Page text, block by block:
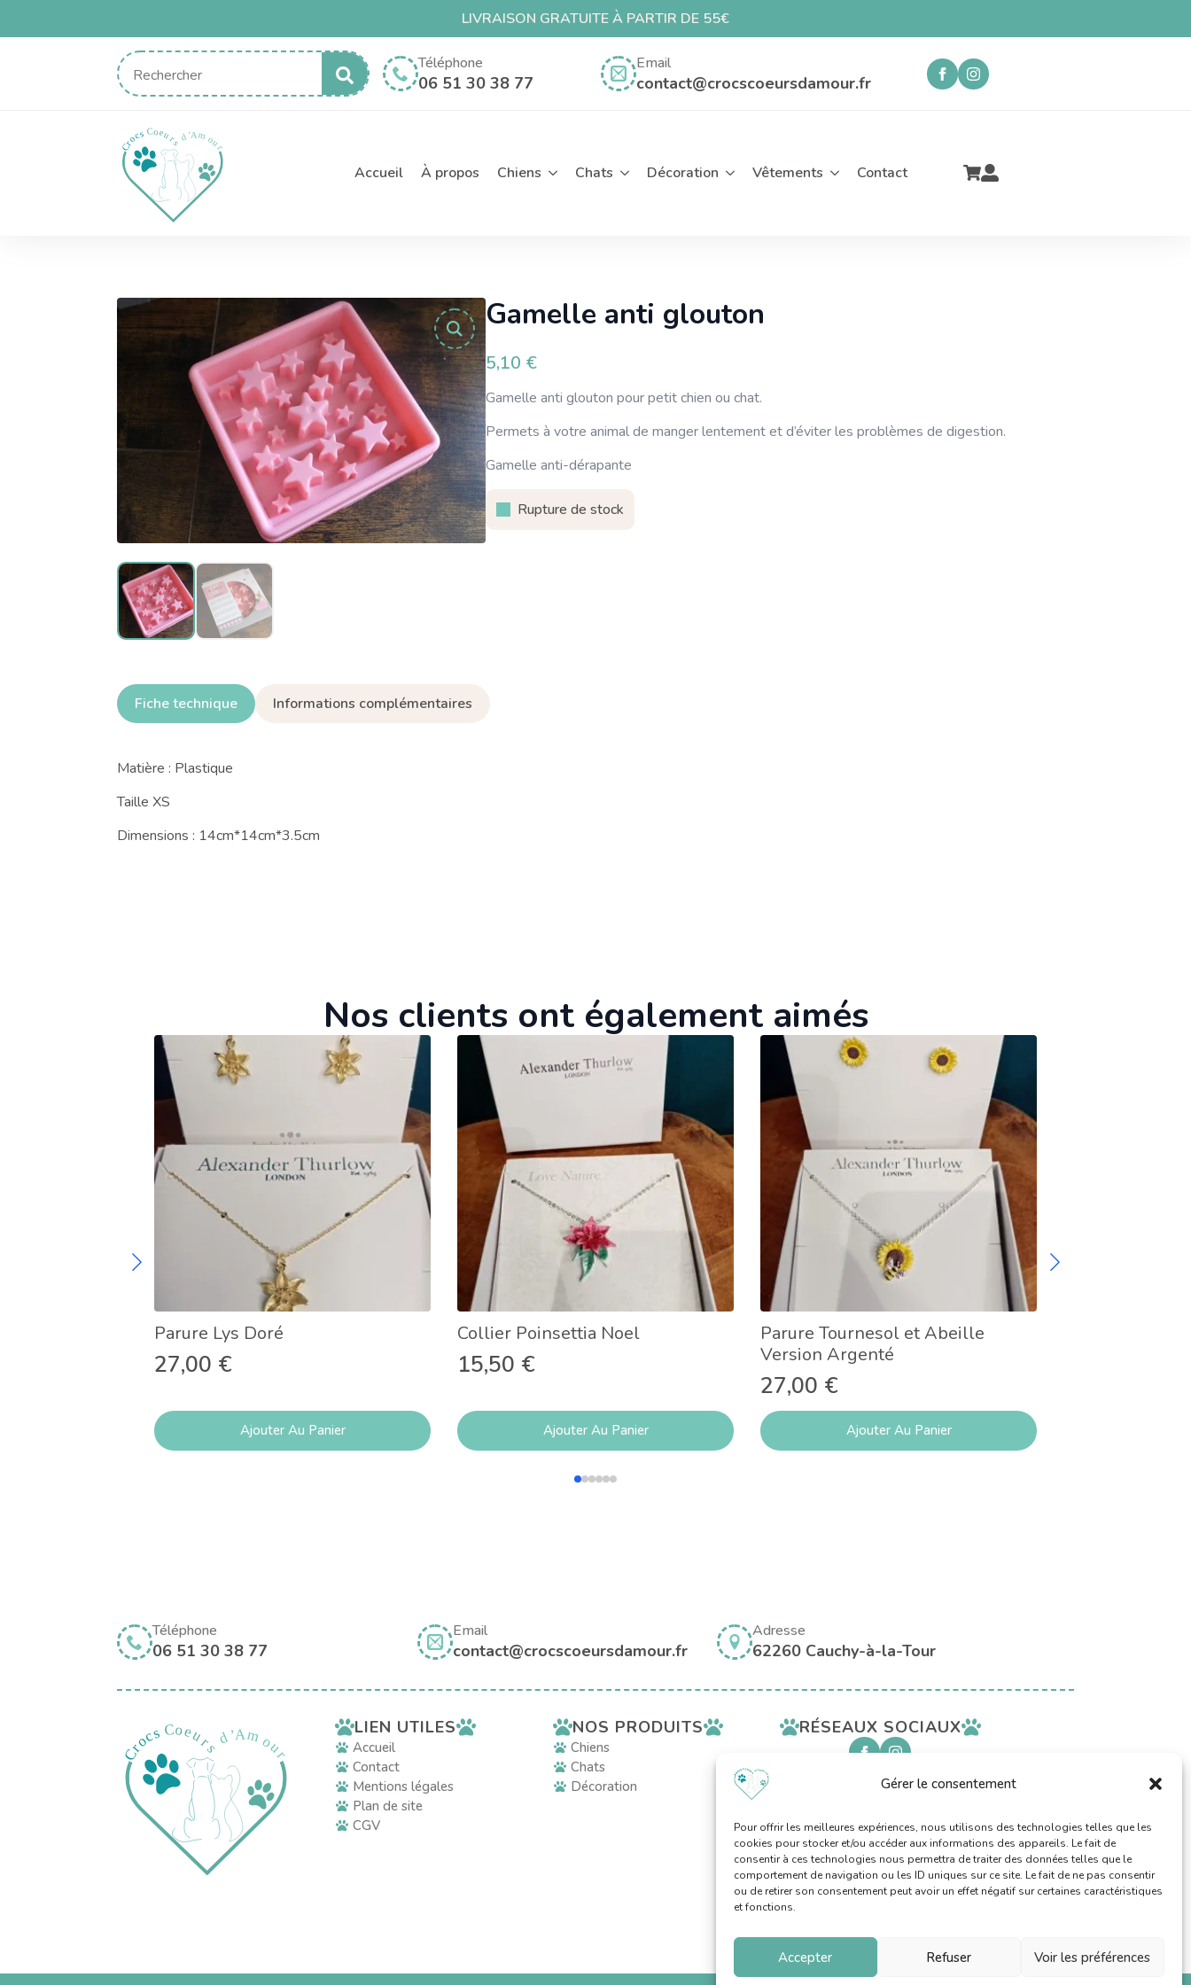
Gérer le consentement
Pour offrir les meilleures expériences, nous utilisons des technologies telles que les
cookies pour stocker et/ou accéder aux informations des appareils. Le fait de
consentir à ces technologies nous permettra de traiter des données telles que le
comportement de navigation ou les ID uniques sur ce site. Le fait de ne pas consentir
ou de retirer son consentement peut avoir un effet négatif sur certaines caractéristiques
et fonctions.
Accepter Refuser Voir les préférences
LIVRAISON GRATUITE À PARTIR DE 55€
Search
for:
Téléphone
06 51 30 38 77
Email
contact@crocscoeursdamour.fr
Accueil À propos Chiens Chats Décoration Vêtements Contact
Gamelle anti glouton
5,10 €
Gamelle anti glouton pour petit chien ou chat.
Permets à votre animal de manger lentement et d’éviter les problèmes de digestion.
Gamelle anti-dérapante
Rupture de stock
Fiche technique Informations complémentaires
Matière : Plastique
Taille XS
Dimensions : 14cm*14cm*3.5cm
Nos clients ont également aimés
Parure Lys Doré
27,00 €
Ajouter Au Panier
Collier Poinsettia Noel
15,50 €
Ajouter Au Panier
Parure Tournesol et Abeille
Version Argenté
27,00 €
Ajouter Au Panier
Téléphone
06 51 30 38 77
Email
contact@crocscoeursdamour.fr
Adresse
62260 Cauchy-à-la-Tour
LIEN UTILES
Accueil
Contact
Mentions légales
Plan de site
CGV
NOS PRODUITS
Chiens
Chats
Décoration
RÉSEAUX SOCIAUX
AVEC LE SOUTIEN